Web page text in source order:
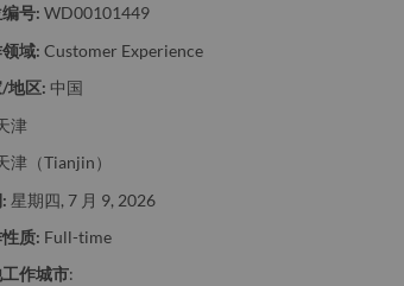
号: WD00101449
域: Customer Experience
地区: 中国
津
津（Tianjin）
星期四, 7 月 9, 2026
质: Full-time
作城市: